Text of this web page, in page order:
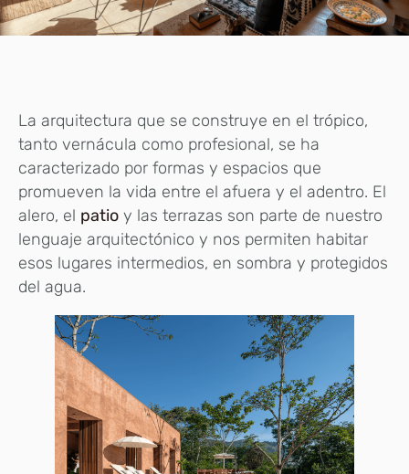
La arquitectura que se construye en el trópico,
tanto vernácula como profesional, se ha
caracterizado por formas y espacios que
promueven la vida entre el afuera y el adentro. El
alero, el patio y las terrazas son parte de nuestro
lenguaje arquitectónico y nos permiten habitar
esos lugares intermedios, en sombra y protegidos
del agua.